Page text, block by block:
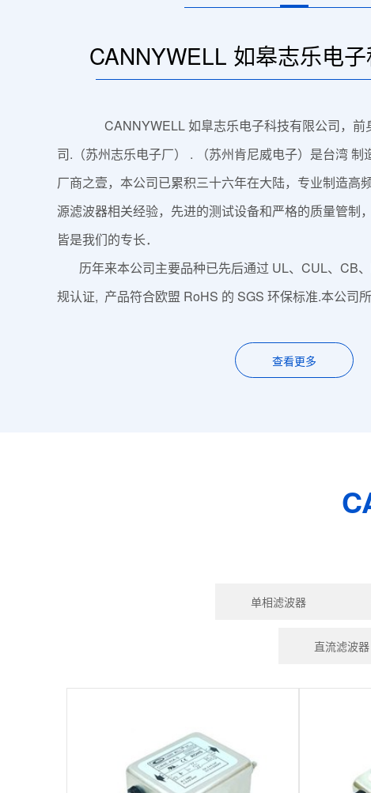
CANNYWELL 如皋志乐电
CANNYWELL 如臯志乐电子科技有限公司，前
司.（苏州志乐电子厂） . （苏州肯尼威电子）是台湾
厂商之壹，本公司已累积三十六年在大陆，专业制造高
源滤波器相关经验，先进的测试设备和严格的质量管制
皆是我们的专长．
历年来本公司主要品种已先后通过 UL、CUL、CB
规认证, 产品符合欧盟 RoHS 的 SGS 环保标准.本公司
查看更多
单相滤波器
直流滤波器